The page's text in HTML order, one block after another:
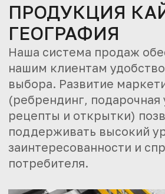
ПРОДУКЦИЯ
ГЕОГРАФИЯ
Наша система продаж
нашим клиентам
выбора. Развитие
(ребрендинг, подарочная
рецепты и открытки)
поддерживать высокий
заинтересованности и
потребителя.